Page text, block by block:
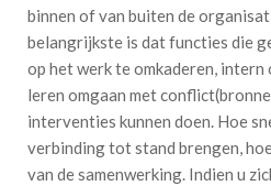
binnen of van buiten de
belangrijkste is dat functies die
op het werk te omkaderen,
leren omgaan met
interventies kunnen doen. Hoe
verbinding tot stand brengen,
van de samenwerking. Indien u